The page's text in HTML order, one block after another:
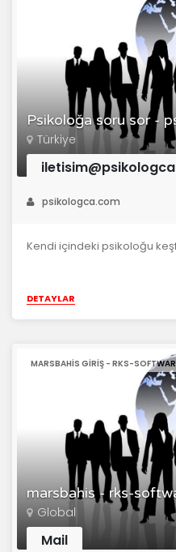
Psikoloğa soru sor -
Türkiye
psikologca.com
Kendi içindeki psikoloğu
DETAYLAR
marsbahis - rks-
MARSBAHIS GIRIŞ - RKS-
Global
Mail